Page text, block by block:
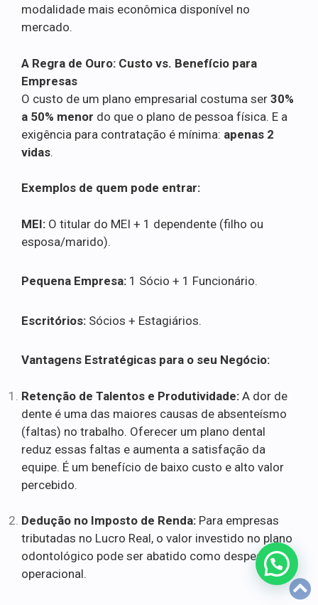
modalidade mais econômica disponível no
mercado.
A Regra de Ouro: Custo vs. Benefício para
Empresas
O custo de um plano empresarial costuma ser 30%
a 50% menor do que o plano de pessoa física. E a
exigência para contratação é mínima: apenas 2
vidas.
Exemplos de quem pode entrar:
MEI: O titular do MEI + 1 dependente (filho ou
esposa/marido).
Pequena Empresa: 1 Sócio + 1 Funcionário.
Escritórios: Sócios + Estagiários.
Vantagens Estratégicas para o seu Negócio:
Retenção de Talentos e Produtividade: A dor de
dente é uma das maiores causas de absenteísmo
(faltas) no trabalho. Oferecer um plano dental
reduz essas faltas e aumenta a satisfação da
equipe. É um benefício de baixo custo e alto valor
percebido.
Dedução no Imposto de Renda: Para empresas
tributadas no Lucro Real, o valor investido no plano
odontológico pode ser abatido como despesa
operacional.